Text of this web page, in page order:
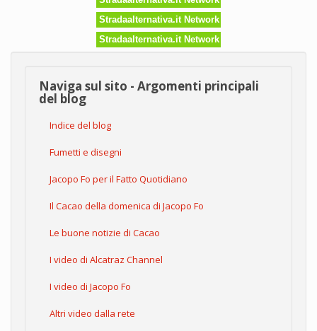
Stradaalternativa.it Network
Stradaalternativa.it Network
Naviga sul sito - Argomenti principali
del blog
Indice del blog
Fumetti e disegni
Jacopo Fo per il Fatto Quotidiano
Il Cacao della domenica di Jacopo Fo
Le buone notizie di Cacao
I video di Alcatraz Channel
I video di Jacopo Fo
Altri video dalla rete